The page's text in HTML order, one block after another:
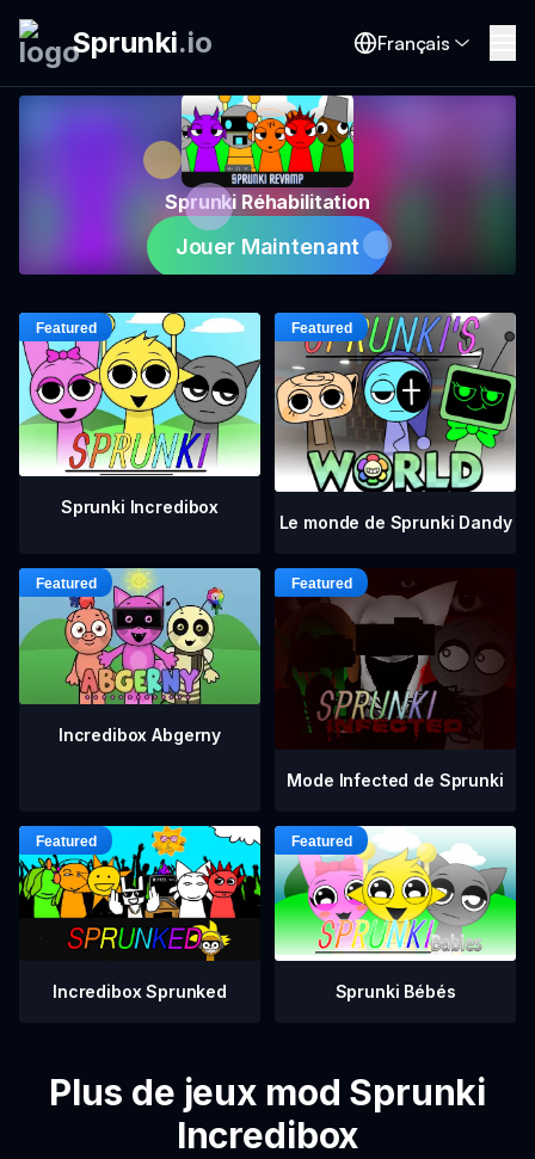
Sprunki.io Français
Sprunki Réhabilitation
Jouer Maintenant
Sprunki Incredibox
Le monde de Sprunki Dandy
Incredibox Abgerny
Mode Infected de Sprunki
Incredibox Sprunked Sprunki Bébés
Plus de jeux mod Sprunki
Incredibox